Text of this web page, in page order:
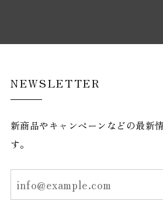
NEWSLETTER
新商品やキャンペーンなどの最新
す。